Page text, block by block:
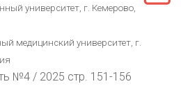
университет, г. Кемерово,
медицинский университет, г.
№4 / 2025 стр. 151-156